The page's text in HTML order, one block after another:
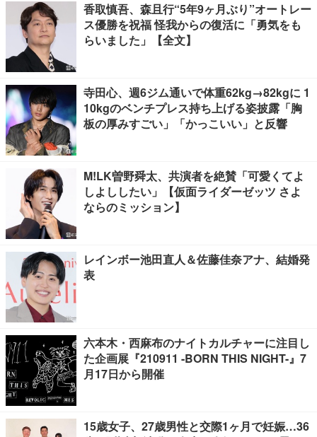
香取慎吾、森且行“5年9ヶ月ぶり”オートレー
ス優勝を祝福 怪我からの復活に「勇気をも
らいました」【全文】
寺田心、週6ジム通いで体重62kg→82kgに 1
10kgのベンチプレス持ち上げる姿披露「胸
板の厚みすごい」「かっこいい」と反響
M!LK曽野舜太、共演者を絶賛「可愛くてよ
しよししたい」【仮面ライダーゼッツ さよ
ならのミッション】
レインボー池田直人＆佐藤佳奈アナ、結婚発
表
六本木・西麻布のナイトカルチャーに注目し
た企画展『210911 -BORN THIS NIGHT-』7
月17日から開催
15歳女子、27歳男性と交際1ヶ月で妊娠…36